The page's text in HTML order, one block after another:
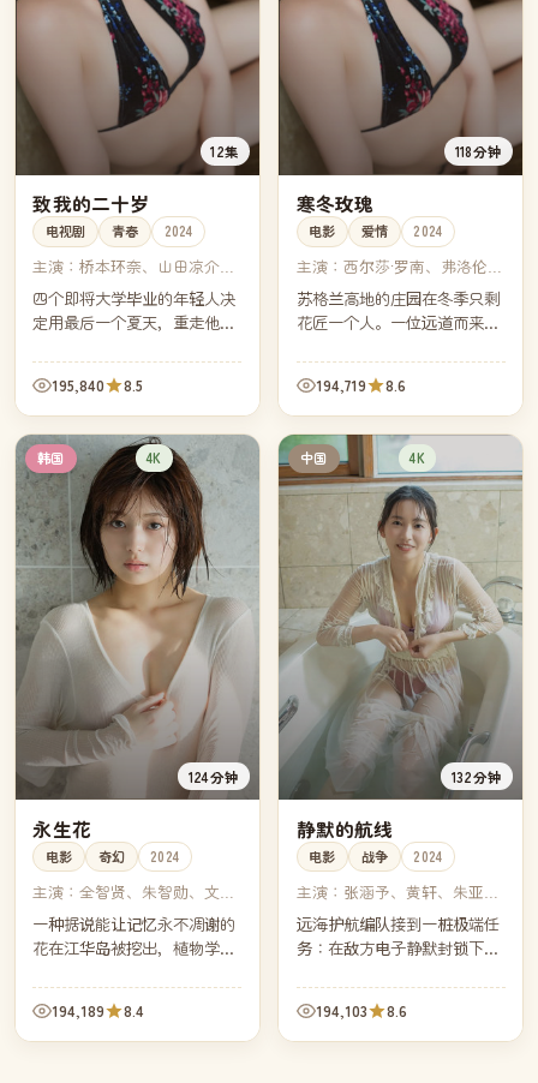
12集
致我的二十岁
电视剧 青春 2024
主演：桥本环奈、山田凉介、
浜边美波、中川大志
四个即将大学毕业的年轻人决
定用最后一个夏天，重走他们
沿海公路。镜头里是骑行，镜
头外是各自不敢轻易说出口
的"接下来呢"。
195,840 8.5
118分钟
寒冬玫瑰
电影 爱情 2024
主演： 西尔莎·罗南、弗洛伦丝
·珀、蒂莫西·柴勒梅德、艾玛·
沃特森
苏格兰高地的庄园在冬季只剩
花匠一个人。一位远道而来的
她母亲未完成的那幅"寒冬玫
瑰"。194,719 8.6
韩国 4K
124分钟
永生花
电影 奇幻 2024
主演：全智贤、朱智勋、文佳
煐、朴宝剑
一种据说能让记忆永不凋谢的
花在江华岛被挖出，植物学家
最美的一段过去。她必须在迷
恋与遗忘之间，做出科学家不
该做的选择。
194,189 8.4
中国 4K
132分钟
静默的航线
电影 战争 2024
主演： 张涵予、黄轩、朱亚
文、张子枫
远海护航编队接到一桩极端任
务：在敌方电子静默封锁下，
海域。指挥官必须重新学会只
靠纸海图与星辰判断方向。
194,103 8.6